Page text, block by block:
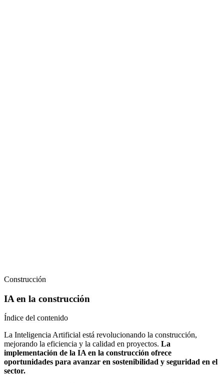
Construcción
IA en la construcción
Índice del contenido
La Inteligencia Artificial está revolucionando la construcción,
mejorando la eficiencia y la calidad en proyectos. La
implementación de la IA en la construcción ofrece
oportunidades para avanzar en sostenibilidad y seguridad en el
sector.